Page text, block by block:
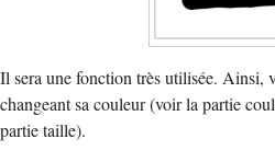
Il sera une fonction très utilisée. Ainsi,
changeant sa couleur (voir la partie
partie taille).